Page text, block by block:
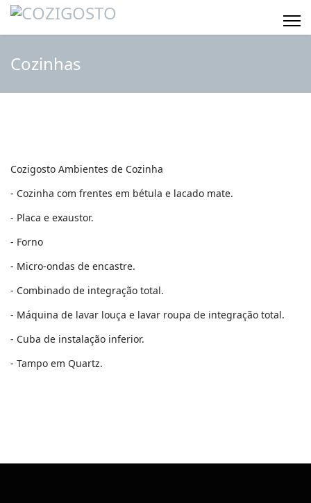
Cozinhas
Cozigosto Ambientes de Cozinha
- Cozinha com frentes em bétula e lacado mate.
- Placa e exaustor.
- Forno
- Micro-ondas de encastre.
- Combinado de integração total.
- Máquina de lavar louça e lavar roupa de integração total.
- Cuba de instalação inferior.
- Tampo em Quartz.